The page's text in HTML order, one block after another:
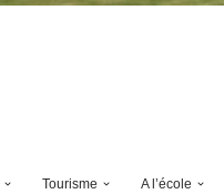
Tourisme A l’école